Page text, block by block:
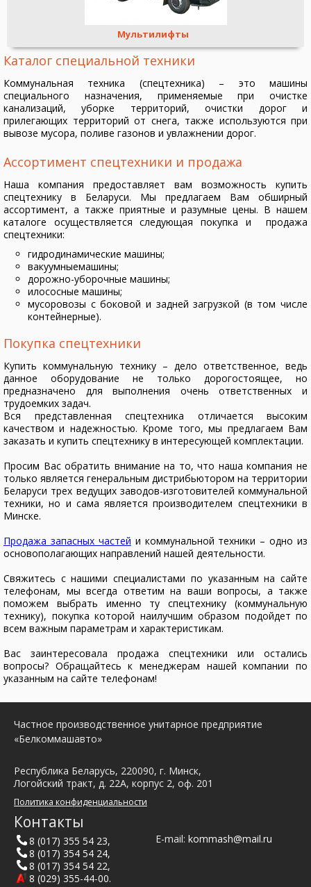
Мультилифты
Каталог специальной техники
Коммунальная техника (спецтехника) – это машины
специального назначения, применяемые при очистке
канализаций, уборке территорий, очистки дорог и
прилегающих территорий от снега, также используются при
вывозе мусора, поливе газонов и увлажнении дорог.
Ассортимент спецтехники и продажа
Наша компания предоставляет вам возможность купить
спецтехнику в Беларуси. Мы предлагаем Вам обширный
ассортимент, а также приятные и разумные цены. В нашем
каталоге осуществляется следующая покупка и продажа
спецтехники:
гидродинамические машины;
вакуумныемашины;
дорожно-уборочные машины;
илососные машины;
мусоровозы с боковой и задней загрузкой (в том числе
контейнерные).
Покупка спецтехники
Купить коммунальную технику – дело ответственное, ведь
данное оборудование не только дорогостоящее, но
предназначено для выполнения очень ответственных и
трудоемких задач.
Вся представленная спецтехника отличается высоким
качеством и надежностью. Кроме того, мы предлагаем Вам
заказать и купить спецтехнику в интересующей комплектации.
Просим Вас обратить внимание на то, что наша компания не
только является генеральным дистрибьютором на территории
Беларуси трех ведущих заводов-изготовителей коммунальной
техники, но и сама является производителем спецтехники в
Минске.
Продажа запасных частей и коммунальной техники – одно из
основополагающих направлений нашей деятельности.
Свяжитесь с нашими специалистами по указанным на сайте
телефонам, мы всегда ответим на ваши вопросы, а также
поможем выбрать именно ту спецтехнику (коммунальную
технику), покупка которой наилучшим образом подойдет по
всем важным параметрам и характеристикам.
Вас заинтересовала продажа спецтехники или остались
вопросы? Обращайтесь к менеджерам нашей компании по
указанным на сайте телефонам!
Частное производственное унитарное предприятие
«Белкоммашавто»
Республика Беларусь, 220090, г. Минск,
Логойский тракт, д. 22А, корпус 2, оф. 201
Политика конфиденциальности
Контакты
8 (017) 355 54 23,
8 (017) 354 54 24,
8 (017) 354 54 22,
8 (029) 355-44-00.
E-mail: kommash@mail.ru